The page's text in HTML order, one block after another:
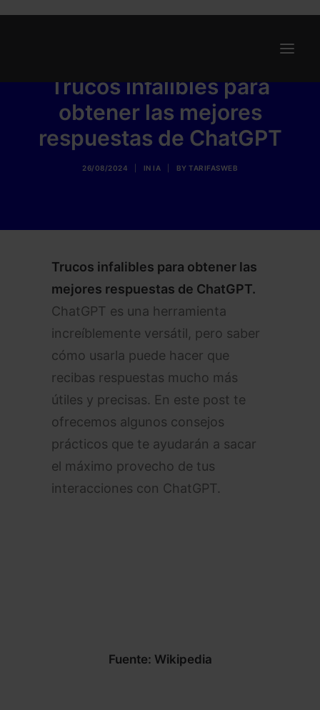
Ofertas
Internet y Telefonía
Search
Trucos infalibles para
obtener las mejores
respuestas de ChatGPT
26/08/2024 IN IA BY TARIFASWEB
Trucos infalibles para obtener las
mejores respuestas de ChatGPT.
ChatGPT es una herramienta
increíblemente versátil, pero saber
cómo usarla puede hacer que
recibas respuestas mucho más
útiles y precisas. En este post te
ofrecemos algunos consejos
prácticos que te ayudarán a sacar
el máximo provecho de tus
interacciones con ChatGPT.
Fuente: Wikipedia